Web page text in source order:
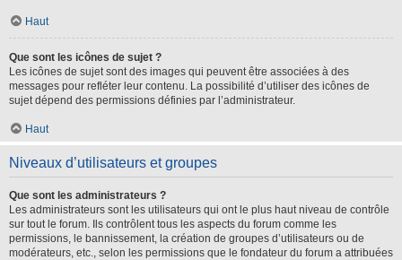
Haut
Que sont les icônes de sujet ?
Les icônes de sujet sont des images qui peuvent être associées à des
messages pour refléter leur contenu. La possibilité d’utiliser des icônes de
sujet dépend des permissions définies par l’administrateur.
Haut
Niveaux d’utilisateurs et groupes
Que sont les administrateurs ?
Les administrateurs sont les utilisateurs qui ont le plus haut niveau de contrôle
sur tout le forum. Ils contrôlent tous les aspects du forum comme les
permissions, le bannissement, la création de groupes d’utilisateurs ou de
modérateurs, etc., selon les permissions que le fondateur du forum a attribuées